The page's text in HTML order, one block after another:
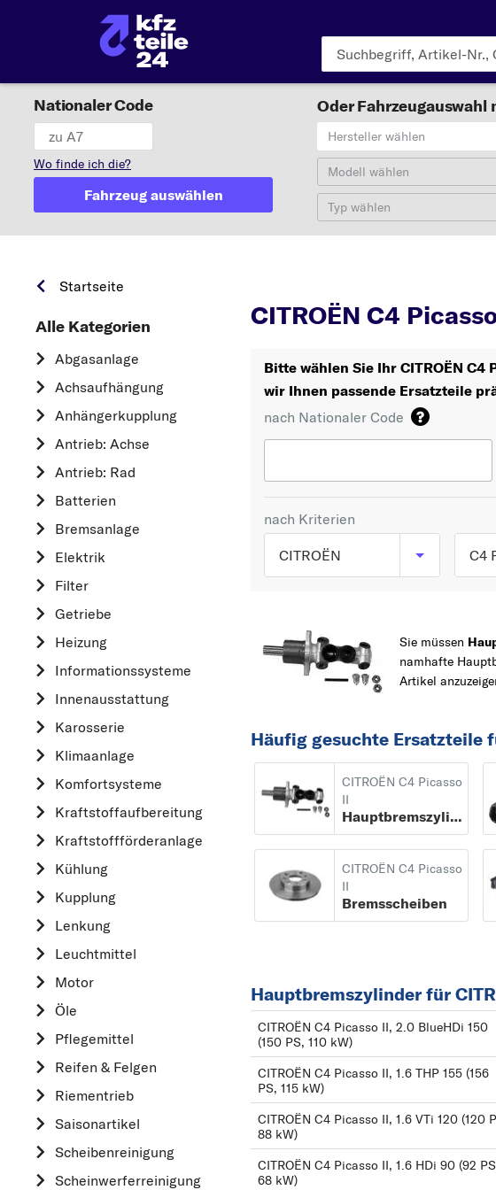
Nationaler Code
Wo finde ich die?
Fahrzeug auswählen
Oder Fahrzeugauswahl
Hersteller wählen
Modell wählen
Typ wählen
Startseite
Alle Kategorien
Abgasanlage
Achsaufhängung
Anhängerkupplung
Antrieb: Achse
Antrieb: Rad
Batterien
Bremsanlage
Elektrik
Filter
Getriebe
Heizung
Informationssysteme
Innenausstattung
Karosserie
Klimaanlage
Komfortsysteme
Kraftstoff­aufbereitung
Kraftstoff­förderanlage
Kühlung
Kupplung
Lenkung
Leuchtmittel
Motor
Öle
Pflegemittel
Reifen & Felgen
Riementrieb
Saisonartikel
Scheibenreinigung
Scheinwerferreinigung
CITROËN C4
Bitte wählen Sie Ihr CITROËN
wir Ihnen passende Ersatzteile
nach Nationaler Code
nach Kriterien
CITROËN
OPEL
MERCEDES-BENZ
AUDI
A
ALFA ROMEO
AUDI
BMW
C
CHEVROLET
DACIA
DAIHATSU
F
FIAT
FORD
H
HONDA
C4
C1
C4
2
C
C1
C2
C3
C3
C4
Sie müssen
namhafte
Artikel
Häufig gesuchte Ersatzteile
CITROËN C4 Picasso
II
Hauptbremszylinder
CITROËN C4 Picasso
II
Bremsscheiben
Hauptbremszylinder für
CITROËN C4 Picasso II, 2.0 BlueHDi 150
(150 PS, 110 kW)
CITROËN C4 Picasso II, 1.6 THP 155 (156
PS, 115 kW)
CITROËN C4 Picasso II, 1.6 VTi 120 (120
88 kW)
CITROËN C4 Picasso II, 1.6 HDi 90 (92
68 kW)